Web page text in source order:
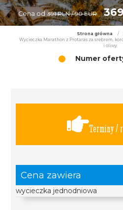
Cena od 391 PLN / 90 EUR
Strona główna /
Wycieczka Marathon z Protaras za srebrem,
i oliwy
Numer
Terminy /
Cena zawiera
wycieczka jednodniowa